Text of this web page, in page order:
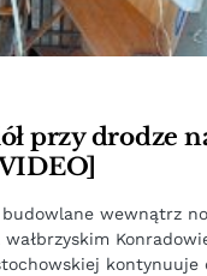
przy drodze
wewnątrz
kontynuuje